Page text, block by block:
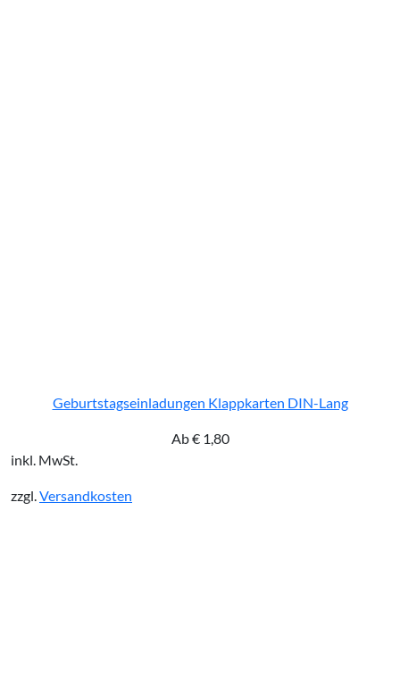
Geburtstagseinladungen Klappkarten DIN-Lang
Ab€1,80
inkl. MwSt.
zzgl.Versandkosten